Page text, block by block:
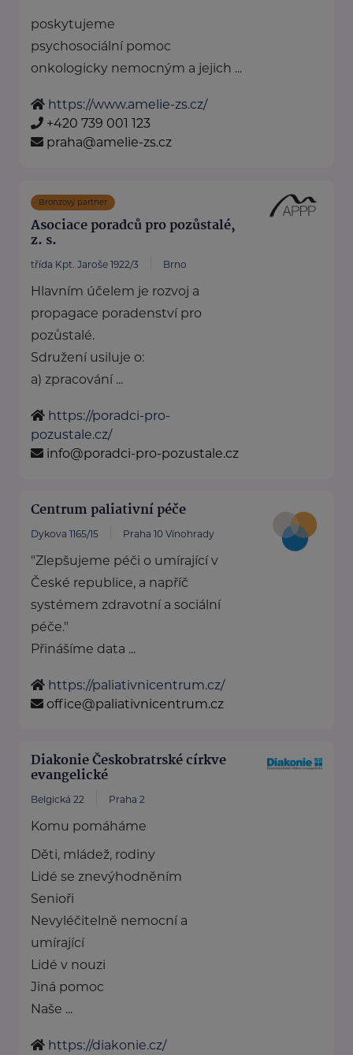
poskytujeme
psychosociální pomoc
onkologicky nemocným a jejich ...
https://www.amelie-zs.cz/
+420 739 001 123
praha@amelie-zs.cz
Bronzový partner
Asociace poradců pro pozůstalé,
z. s.
třída Kpt. Jaroše 1922/3 Brno
Hlavním účelem je rozvoj a
propagace poradenství pro
pozůstalé.
Sdružení usiluje o:
a) zpracování ...
https://poradci-pro-
pozustale.cz/
info@poradci-pro-pozustale.cz
Centrum paliativní péče
Dykova 1165/15 Praha 10 Vinohrady
"Zlepšujeme péči o umírající v
České republice, a napříč
systémem zdravotní a sociální
péče."
Přinášíme data ...
https://paliativnicentrum.cz/
office@paliativnicentrum.cz
Diakonie Českobratrské církve
evangelické
Belgická 22 Praha 2
Komu pomáháme
Děti, mládež, rodiny
Lidé se znevýhodněním
Senioři
Nevyléčitelně nemocní a
umírající
Lidé v nouzi
Jiná pomoc
Naše ...
https://diakonie.cz/